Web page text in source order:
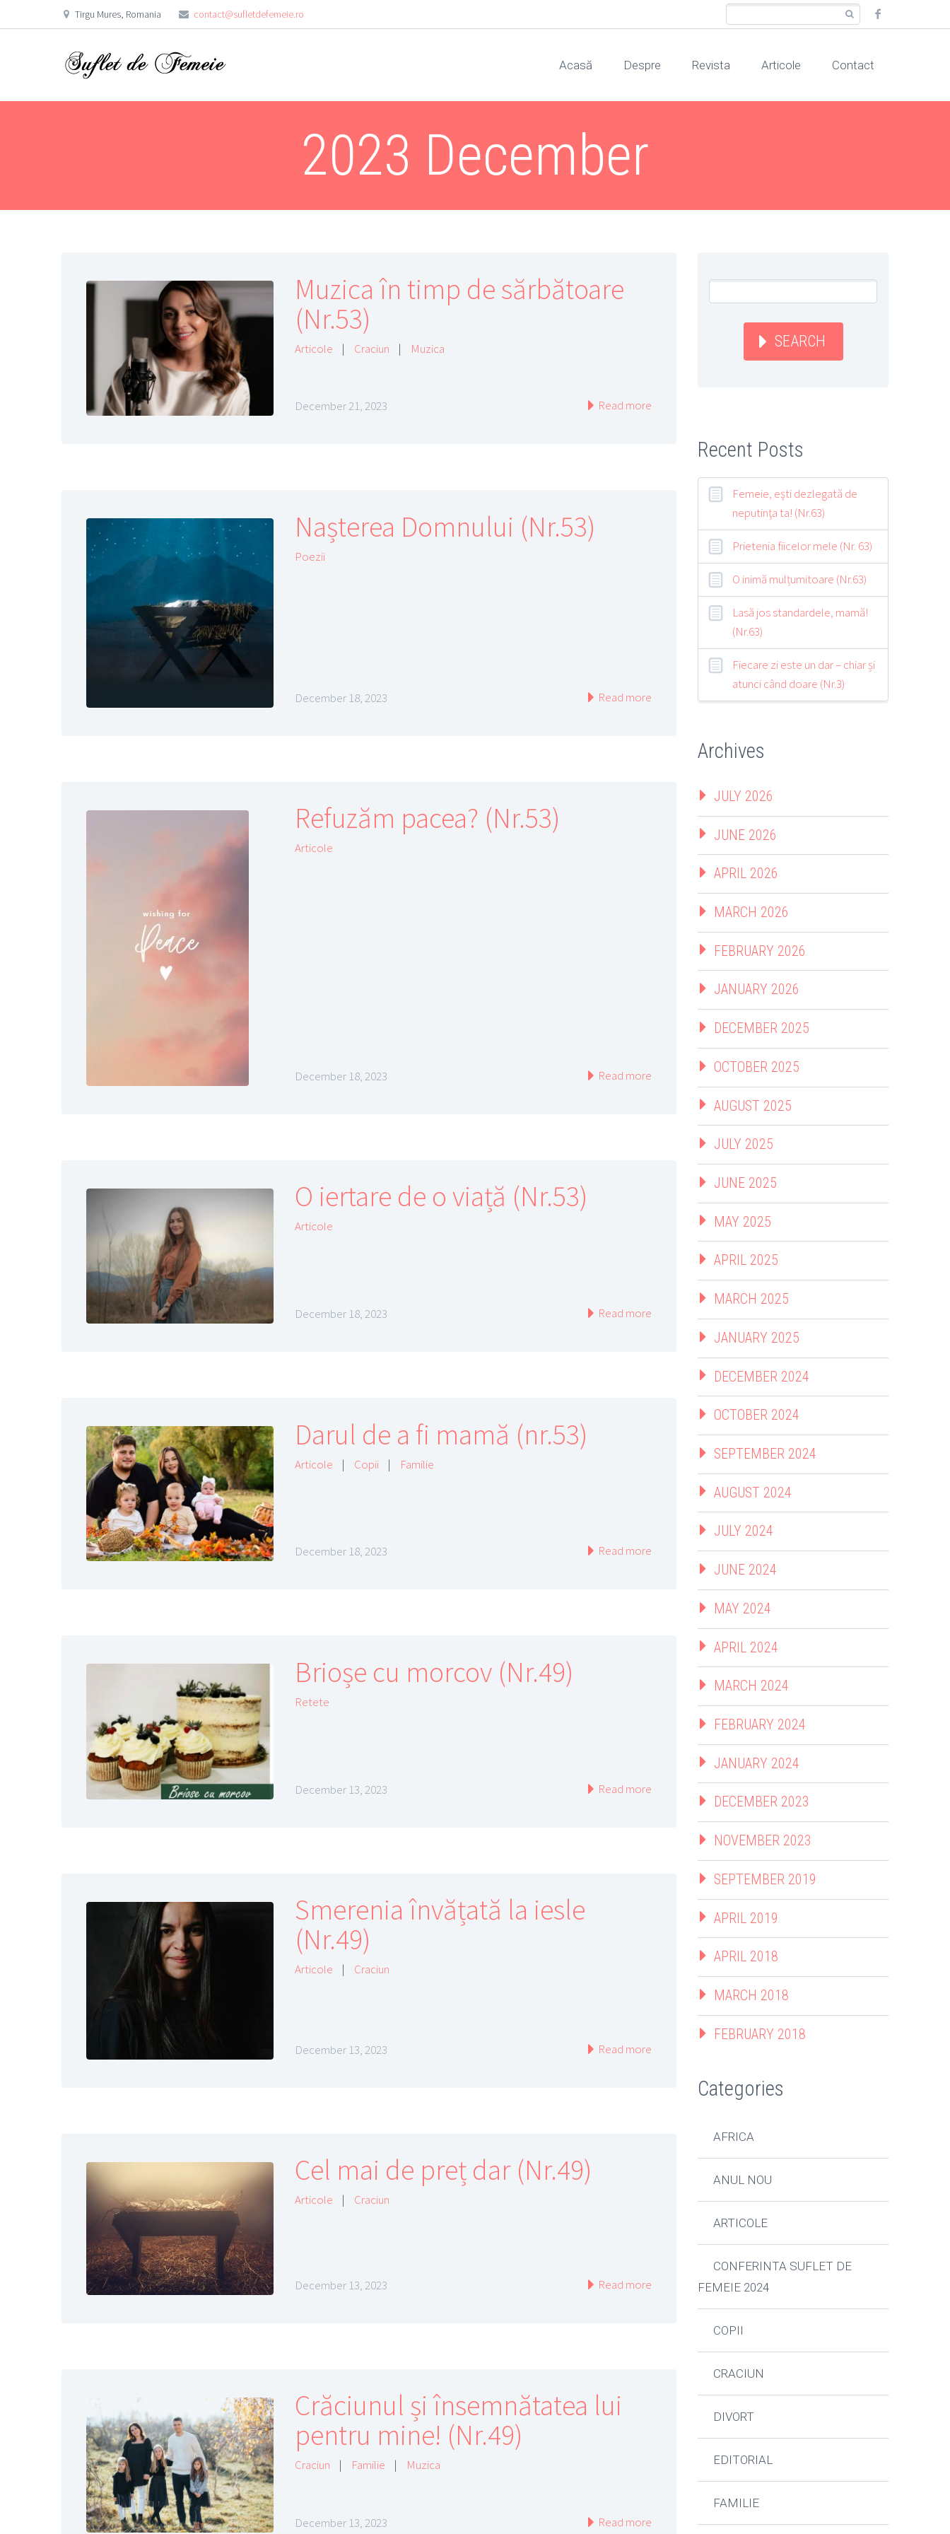
Tirgu Mures, Romania contact@sufletdefemeie.ro
Acasă Despre Revista Articole Contact
2023 December
Muzica în timp de sărbătoare
(Nr.53)
Articole | Craciun | Muzica
December 21, 2023 Read more
Nașterea Domnului (Nr.53)
Poezii
December 18, 2023 Read more
Refuzăm pacea? (Nr.53)
Articole
December 18, 2023 Read more
O iertare de o viață (Nr.53)
Articole
December 18, 2023 Read more
Darul de a fi mamă (nr.53)
Articole | Copii | Familie
December 18, 2023 Read more
Brioșe cu morcov (Nr.49)
Retete
December 13, 2023 Read more
Smerenia învățată la iesle
(Nr.49)
Articole | Craciun
December 13, 2023 Read more
Cel mai de preț dar (Nr.49)
Articole | Craciun
December 13, 2023 Read more
Crăciunul și însemnătatea lui
pentru mine! (Nr.49)
Craciun | Familie | Muzica
December 13, 2023 Read more
SEARCH
Recent Posts
Femeie, eşti dezlegată de
neputinţa ta! (Nr.63)
Prietenia fiicelor mele (Nr. 63)
O inimă mulțumitoare (Nr.63)
Lasă jos standardele, mamă!
(Nr.63)
Fiecare zi este un dar – chiar și
atunci când doare (Nr.3)
Archives
JULY 2026
JUNE 2026
APRIL 2026
MARCH 2026
FEBRUARY 2026
JANUARY 2026
DECEMBER 2025
OCTOBER 2025
AUGUST 2025
JULY 2025
JUNE 2025
MAY 2025
APRIL 2025
MARCH 2025
JANUARY 2025
DECEMBER 2024
OCTOBER 2024
SEPTEMBER 2024
AUGUST 2024
JULY 2024
JUNE 2024
MAY 2024
APRIL 2024
MARCH 2024
FEBRUARY 2024
JANUARY 2024
DECEMBER 2023
NOVEMBER 2023
SEPTEMBER 2019
APRIL 2019
APRIL 2018
MARCH 2018
FEBRUARY 2018
Categories
AFRICA
ANUL NOU
ARTICOLE
CONFERINTA SUFLET DE
FEMEIE 2024
COPII
CRACIUN
DIVORT
EDITORIAL
FAMILIE